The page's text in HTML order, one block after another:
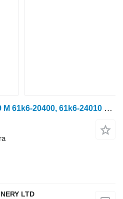
Hyundai Hx220lc Arm 3.9 M 61k6-20400, 61k6-24010 61K6-20400 brazo excavadora
LTD